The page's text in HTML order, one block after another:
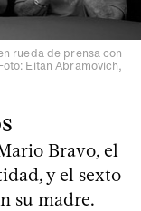
rueda de prensa con
Eitan Abramovich,
Bravo, el
y el sexto
su madre.